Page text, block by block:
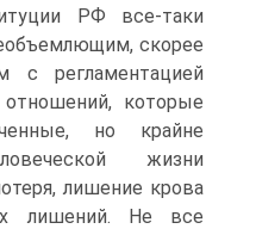
РФ все-таки
скорее
с регламентацией
которые
но крайне
жизни
лишение крова
лишений. Не все